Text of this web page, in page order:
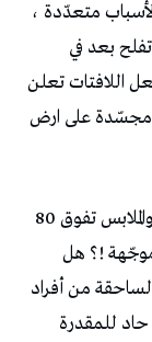
متعدّدة ،
بعد في
اللافتات تعلن
ولكنها غير مجسّدة على ارض
لسائل أن يسأل إذا كانت أسعار بعض الأحذية والملابس تفوق 80
موجّهة !؟ هل
من أفراد
للمقدرة